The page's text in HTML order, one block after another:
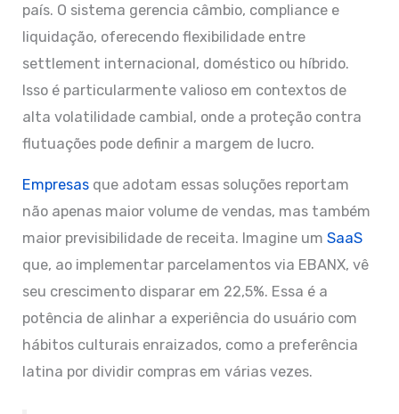
país. O sistema gerencia câmbio, compliance e
liquidação, oferecendo flexibilidade entre
settlement internacional, doméstico ou híbrido.
Isso é particularmente valioso em contextos de
alta volatilidade cambial, onde a proteção contra
flutuações pode definir a margem de lucro.
Empresas que adotam essas soluções reportam
não apenas maior volume de vendas, mas também
maior previsibilidade de receita. Imagine umSaaS
que, ao implementar parcelamentos via EBANX, vê
seu crescimento disparar em 22,5%. Essa é a
potência de alinhar a experiência do usuário com
hábitos culturais enraizados, como a preferência
latina por dividir compras em várias vezes.